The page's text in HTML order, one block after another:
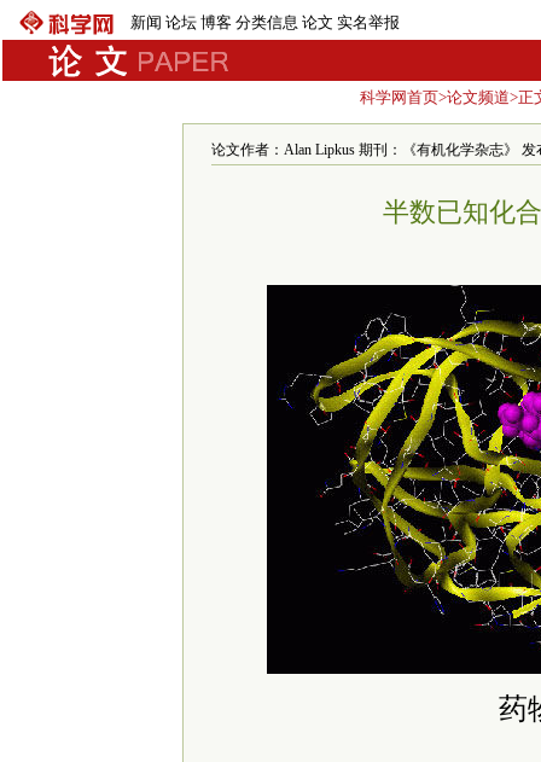
新闻 论坛 博客 分类信息 论文 实名举报
科学网首页>论文频道>正
论文作者：Alan Lipkus 期刊：《有机化学杂志》 发
半数已知化
药